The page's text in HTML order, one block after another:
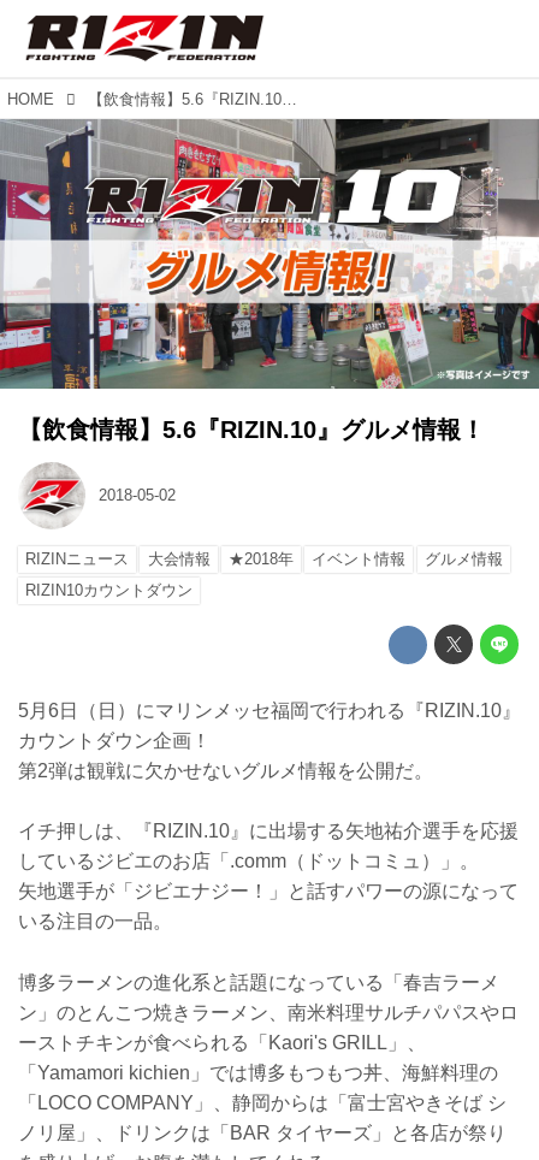
HOME 【飲食情報】5.6『RIZIN.10』グルメ情報！
【飲食情報】5.6『RIZIN.10』グルメ情報！
2018-05-02
RIZINニュース 大会情報 ★2018年 イベント情報
グルメ情報
RIZIN10カウントダウン
5月6日（日）にマリンメッセ福岡で行われる『RIZIN.10』
カウントダウン企画！
第2弾は観戦に欠かせないグルメ情報を公開だ。
イチ押しは、『RIZIN.10』に出場する矢地祐介選手を応援
しているジビエのお店「.comm（ドットコミュ）」。
矢地選手が「ジビエナジー！」と話すパワーの源になって
いる注目の一品。
博多ラーメンの進化系と話題になっている「春吉ラーメ
ン」のとんこつ焼きラーメン、南米料理サルチパパスやロ
ーストチキンが食べられる「Kaori's GRILL」、
「Yamamori kichien」では博多もつもつ丼、海鮮料理の
「LOCO COMPANY」、静岡からは「富士宮やきそば シ
ノリ屋」、ドリンクは「BAR タイヤーズ」と各店が祭り